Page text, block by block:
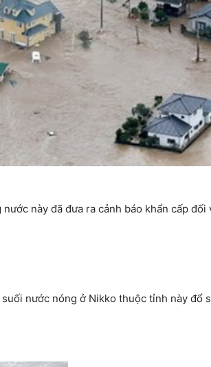
này đã đưa ra cảnh báo khẩn cấp đối
nước nóng ở Nikko thuộc tỉnh này đổ